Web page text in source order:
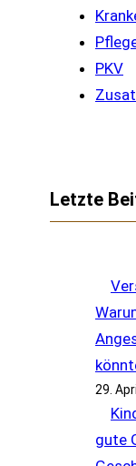
PKV
Letzte
29.
gute